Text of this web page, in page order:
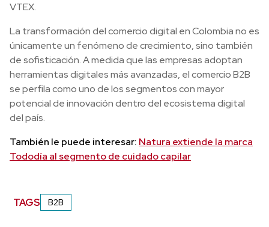
VTEX.
La transformación del comercio digital en Colombia no es
únicamente un fenómeno de crecimiento, sino también
de sofisticación. A medida que las empresas adoptan
herramientas digitales más avanzadas, el comercio B2B
se perfila como uno de los segmentos con mayor
potencial de innovación dentro del ecosistema digital
del país.
También le puede interesar: Natura extiende la marca
Tododía al segmento de cuidado capilar
TAGS B2B